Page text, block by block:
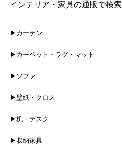
インテリア・家具の通販で検索
▶カーテン
▶カーペット・ラグ・マット
▶ソファ
▶壁紙・クロス
▶机・デスク
▶収納家具